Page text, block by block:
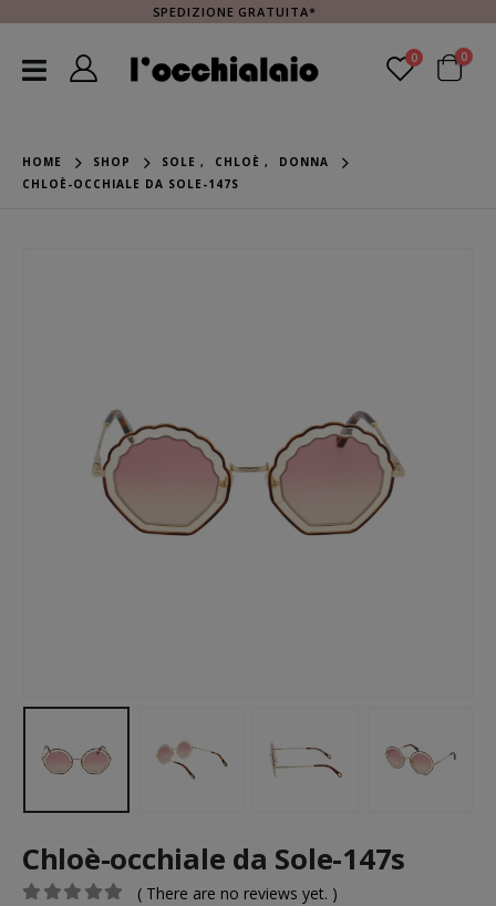
SPEDIZIONE GRATUITA*
0 0
HOME SHOP SOLE , CHLOÈ ,
DONNA
CHLOÈ-OCCHIALE DA SOLE-147S
Chloè-occhiale da Sole-147s
( There are no reviews yet. )